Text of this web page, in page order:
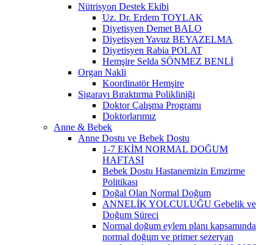
Nütrisyon Destek Ekibi
Uz. Dr. Erdem TOYLAK
Diyetisyen Demet BALO
Diyetisyen Yavuz BEYAZELMA
Diyetisyen Rabia POLAT
Hemşire Selda SÖNMEZ BENLİ
Organ Nakli
Koordinatör Hemşire
Sigarayı Bıraktırma Polikliniği
Doktor Çalışma Programı
Doktorlarımız
Anne & Bebek
Anne Dostu ve Bebek Dostu
1-7 EKİM NORMAL DOĞUM
HAFTASI
Bebek Dostu Hastanemizin Emzirme
Politikası
Doğal Olan Normal Doğum
ANNELİK YOLCULUĞU Gebelik ve
Doğum Süreci
Normal doğum eylem planı kapsamında
normal doğum ve primer sezeryan